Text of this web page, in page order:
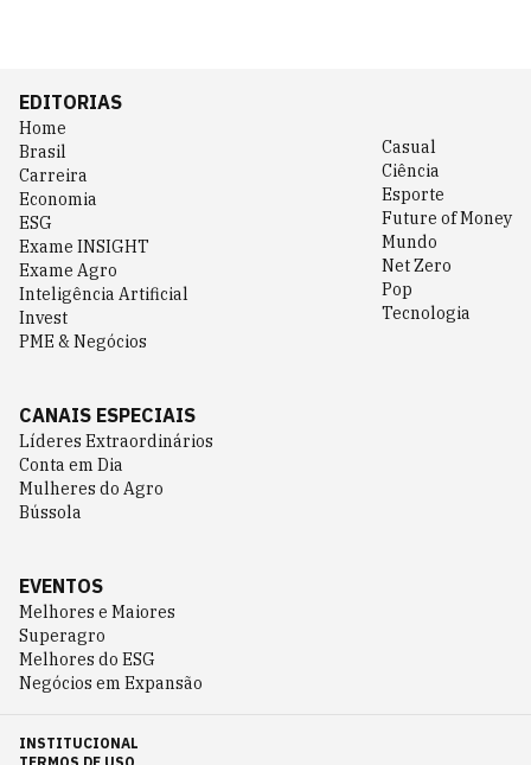
EDITORIAS
Home
Brasil
Carreira
Economia
ESG
Exame INSIGHT
Exame Agro
Inteligência Artificial
Invest
PME & Negócios
Casual
Ciência
Esporte
Future of Money
Mundo
Net Zero
Pop
Tecnologia
CANAIS ESPECIAIS
Líderes Extraordinários
Conta em Dia
Mulheres do Agro
Bússola
EVENTOS
Melhores e Maiores
Superagro
Melhores do ESG
Negócios em Expansão
INSTITUCIONAL